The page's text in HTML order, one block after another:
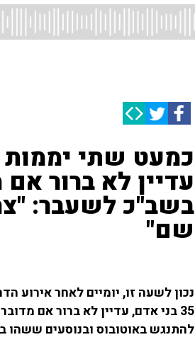
כמעט שתי יממות
עדיין לא ברור
בשב"כ לשעבר:
שם"
נכון לשעה זו, יומיים לאחר אירוע
35 בני אדם, עדיין לא ברור אם
להתנגש באוטובוס ובנוסעים ששהו